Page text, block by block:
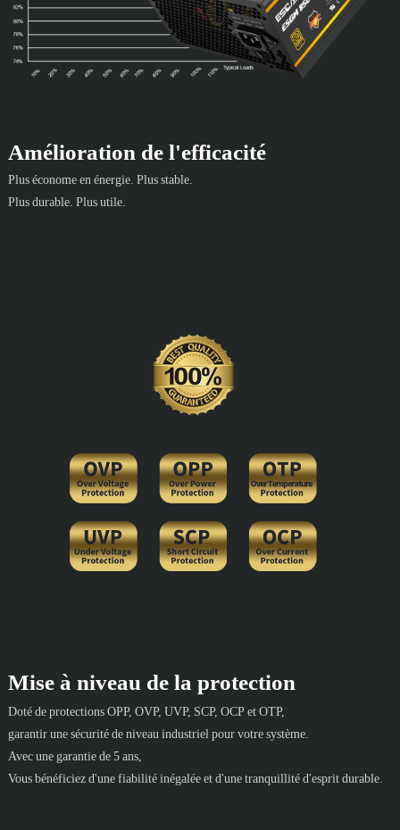
Amélioration de l'efficacité
Plus économe en énergie. Plus stable.
Plus durable. Plus utile.
Mise à niveau de la protection
Doté de protections OPP, OVP, UVP, SCP, OCP et OTP,
garantir une sécurité de niveau industriel pour votre système.
Avec une garantie de 5 ans,
Vous bénéficiez d'une fiabilité inégalée et d'une tranquillité d'esprit durable.